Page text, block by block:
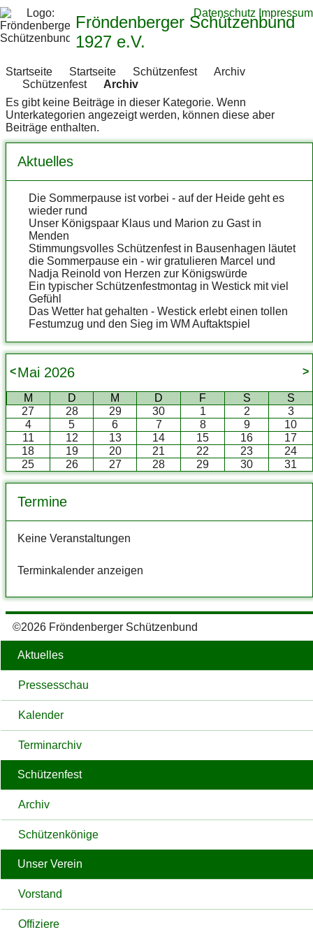
Fröndenberger Schützenbund
1927 e.V.
Aktuelles
Pressesschau
Kalender
Terminarchiv
Schützenfest
Archiv
Schützenkönige
Unser Verein
Vorstand
Offiziere
Datenschutz Impressum
Startseite Startseite Schützenfest
Archiv
Schützenfest
Archiv
Es gibt keine Beiträge in dieser Kategorie. Wenn
Unterkategorien angezeigt werden, können diese aber
Beiträge enthalten.
Aktuelles
Die Sommerpause ist vorbei - auf der Heide geht es
wieder rund
Unser Königspaar Klaus und Marion zu Gast in
Menden
Stimmungsvolles Schützenfest in Bausenhagen läutet
die Sommerpause ein - wir gratulieren Marcel und
Nadja Reinold von Herzen zur Königswürde
Ein typischer Schützenfestmontag in Westick mit viel
Gefühl
Das Wetter hat gehalten - Westick erlebt einen tollen
Festumzug und den Sieg im WM Auftaktspiel
Mai 2026
< >
M D M D F S
S
27
28 29 30 1 2
3
4
5 6 7 8 9
10
11
12 13 14 15 16
17
18
19 20 21 22 23
24
25
26 27 28 29 30 31
Termine
Keine Veranstaltungen
Terminkalender anzeigen
©2026 Fröndenberger Schützenbund